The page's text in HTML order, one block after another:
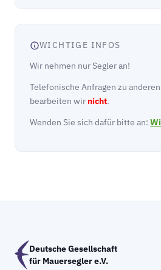
WICHTIGE INFOS
Wir nehmen nur Segler an!
Telefonische Anfragen zu
bearbeiten wir nicht.
Wenden Sie sich dafür bitte an:
Deutsche Gesellschaft
für Mauersegler e.V.